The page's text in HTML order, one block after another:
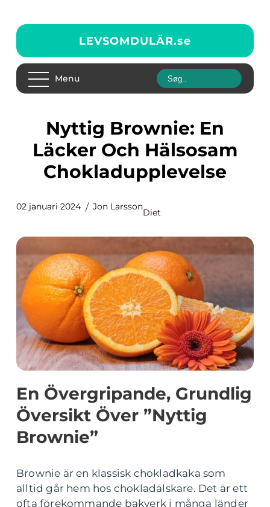
LEVSOMDULÄR.se
Menu
Nyttig Brownie: En
Läcker Och Hälsosam
Chokladupplevelse
02 januari 2024 Jon Larsson
Diet
En Övergripande, Grundlig
Översikt Över ”Nyttig
Brownie”
Brownie är en klassisk chokladkaka som
alltid går hem hos chokladälskare. Det är ett
ofta förekommande bakverk i många länder